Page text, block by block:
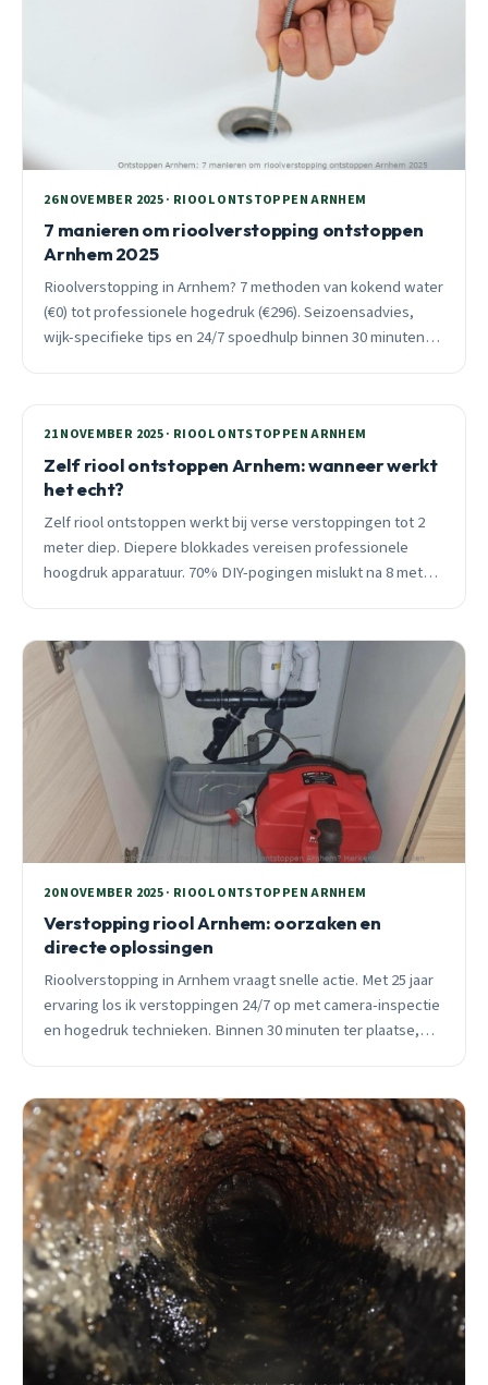
26 NOVEMBER 2025 · RIOOL ONTSTOPPEN ARNHEM
7 manieren om rioolverstopping ontstoppen
Arnhem 2025
Rioolverstopping in Arnhem? 7 methoden van kokend water
(€0) tot professionele hogedruk (€296). Seizoensadvies,
wijk-specifieke tips en 24/7 spoedhulp binnen 30 minuten
21 NOVEMBER 2025 · RIOOL ONTSTOPPEN ARNHEM
Zelf riool ontstoppen Arnhem: wanneer werkt
het echt?
Zelf riool ontstoppen werkt bij verse verstoppingen tot 2
meter diep. Diepere blokkades vereisen professionele
hoogdruk apparatuur. 70% DIY-pogingen mislukt na 8 meter.
20 NOVEMBER 2025 · RIOOL ONTSTOPPEN ARNHEM
Verstopping riool Arnhem: oorzaken en
directe oplossingen
Rioolverstopping in Arnhem vraagt snelle actie. Met 25 jaar
ervaring los ik verstoppingen 24/7 op met camera-inspectie
en hogedruk technieken. Binnen 30 minuten ter plaatse,